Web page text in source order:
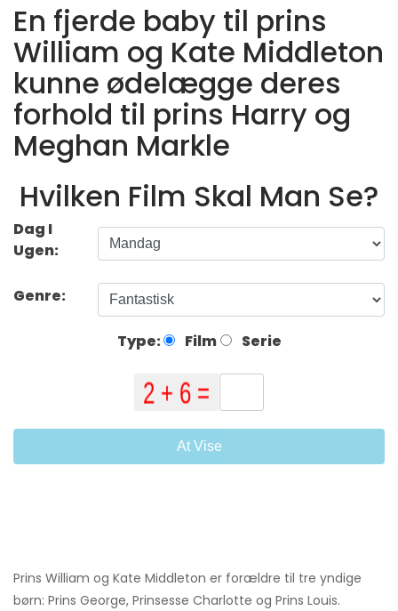
En fjerde baby til prins
William og Kate Middleton
kunne ødelægge deres
forhold til prins Harry og
Meghan Markle
Hvilken Film Skal Man Se?
Dag I
Ugen:
Genre:
Type: Film Serie
At Vise
Prins William og Kate Middleton er forældre til tre yndige
børn: Prins George, Prinsesse Charlotte og Prins Louis.